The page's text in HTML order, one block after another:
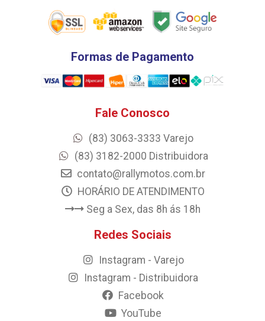
Formas de Pagamento
Fale Conosco
(83) 3063-3333 Varejo
(83) 3182-2000 Distribuidora
contato@rallymotos.com.br
HORÁRIO DE ATENDIMENTO
Seg a Sex, das 8h ás 18h
Redes Sociais
Instagram - Varejo
Instagram - Distribuidora
Facebook
YouTube